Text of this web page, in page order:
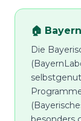
🏠
Die